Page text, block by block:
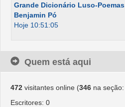
Grande Dicionário Luso-Poemas
Benjamin Pó
Hoje 10:51:05
Quem está aqui
472 visitantes online (346 na seção:
Escritores: 0